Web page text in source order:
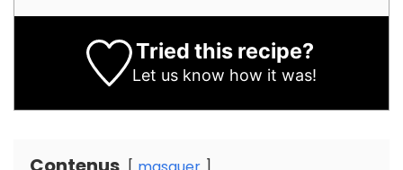
Tried this recipe?
Let us know how it was!